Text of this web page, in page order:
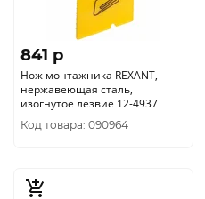
841 p
Нож монтажника REXANT,
нержавеющая сталь,
изогнутое лезвие 12-4937
Код товара: 090964